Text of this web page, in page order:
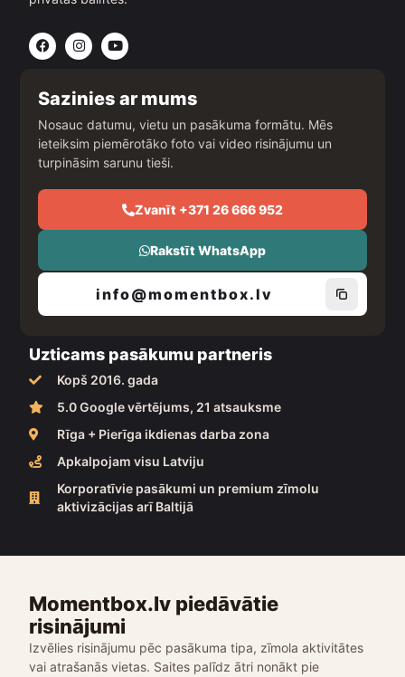
F
a
c
b
o
o
k
I
n
s
a
g
r
a
m
Y
o
u
u
b
e
Sazinies ar mums
Nosauc datumu, vietu un pasākuma formātu. Mēs
ieteiksim piemērotāko foto vai video risinājumu un
turpināsim sarunu tieši.
Zvanīt +371 26 666 952
Rakstīt WhatsApp
info@momentbox.lv
Uzticams pasākumu partneris
Kopš 2016. gada
5.0 Google vērtējums, 21 atsauksme
Rīga + Pierīga ikdienas darba zona
Apkalpojam visu Latviju
Korporatīvie pasākumi un premium zīmolu
aktivizācijas arī Baltijā
Momentbox.lv piedāvātie
risinājumi
Izvēlies risinājumu pēc pasākuma tipa, zīmola aktivitātes
vai atrašanās vietas. Saites palīdz ātri nonākt pie